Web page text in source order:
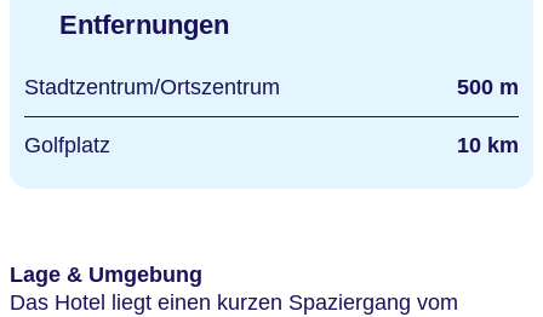
Entfernungen
Stadtzentrum/Ortszentrum 500 m
Golfplatz 10 km
Lage & Umgebung
Das Hotel liegt einen kurzen Spaziergang vom